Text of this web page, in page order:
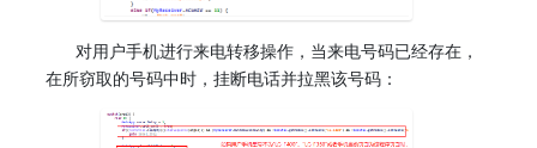
对用户手机进行来电转移操作，当来电号码已经存在，
在所窃取的号码中时，挂断电话并拉黑该号码：